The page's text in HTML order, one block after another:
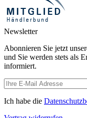
Newsletter
Abonnieren Sie jetzt
und Sie werden stets als
informiert.
Ich habe die